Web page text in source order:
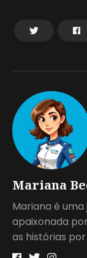
Mariana
Mariana é uma
apaixonada
as histórias